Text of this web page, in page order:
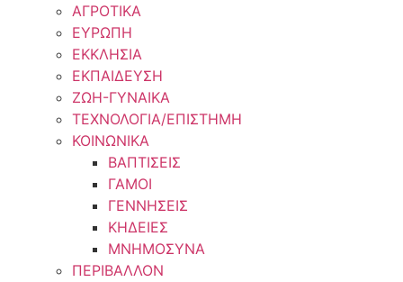
ΑΓΡΟΤΙΚΑ
ΕΥΡΩΠΗ
ΕΚΚΛΗΣΙΑ
ΕΚΠΑΙΔΕΥΣΗ
ΖΩΗ-ΓΥΝΑΙΚΑ
ΤΕΧΝΟΛΟΓΙΑ/ΕΠΙΣΤΗΜΗ
ΚΟΙΝΩΝΙΚΑ
ΒΑΠΤΙΣΕΙΣ
ΓΑΜΟΙ
ΓΕΝΝΗΣΕΙΣ
ΚΗΔΕΙΕΣ
ΜΝΗΜΟΣΥΝΑ
ΠΕΡΙΒΑΛΛΟΝ